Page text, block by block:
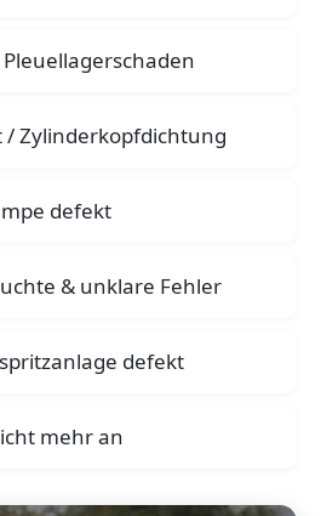
Zylinderkopfdichtung
defekt
& unklare Fehler
defekt
mehr an